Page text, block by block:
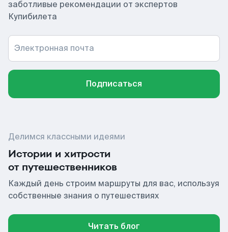
заботливые рекомендации от экспертов
Купибилета
Электронная почта
Подписаться
Делимся классными идеями
Истории и хитрости
от путешественников
Каждый день строим маршруты для вас, используя
собственные знания о путешествиях
Читать блог